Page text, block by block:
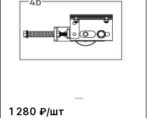
1 280 ₽/шт